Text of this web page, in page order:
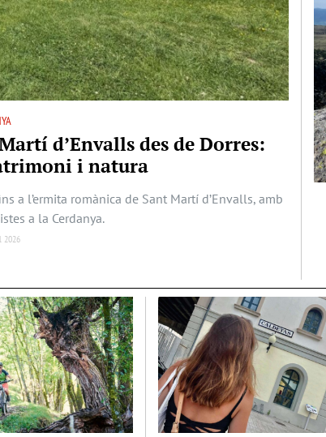
d’Envalls des de Dorres:
i natura
a l’ermita romànica de Sant Martí d’Envalls, amb
a la Cerdanya.
2026